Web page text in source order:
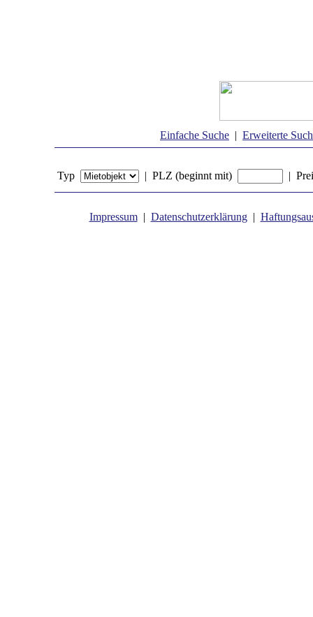
Einfache Suche | Erweiterte
Typ | PLZ (beginnt mit) |
Impressum| Datenschutzerklärung|